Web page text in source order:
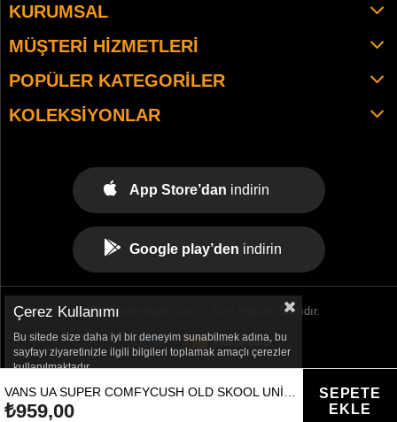
₺959,00
KURUMSAL
MÜŞTERI HIZMETLERI
POPÜLER KATEGORILER
KOLEKSIYONLAR
App Store’dan indirin
Google play’den indirin
© 2021 tekemspor.com. - Tüm Hakları Saklıdır.
Çerez Kullanımı
Bu sitede size daha iyi bir deneyim sunabilmek adına, bu
sayfayı ziyaretinizle ilgili bilgileri toplamak amaçlı çerezler
kullanılmaktadır.